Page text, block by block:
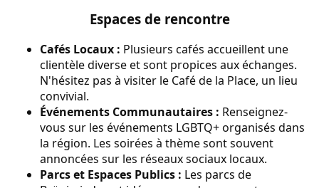
Espaces de rencontre
Cafés Locaux : Plusieurs cafés accueillent une
clientèle diverse et sont propices aux échanges.
N'hésitez pas à visiter le Café de la Place, un lieu
convivial.
Événements Communautaires : Renseignez-
vous sur les événements LGBTQ+ organisés dans
la région. Les soirées à thème sont souvent
annoncées sur les réseaux sociaux locaux.
Parcs et Espaces Publics : Les parcs de